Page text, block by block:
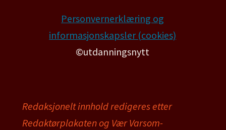
Personvernerklæring og
informasjonskapsler (cookies)
©utdanningsnytt
Redaksjonelt innhold redigeres etter
Redaktørplakaten og Vær Varsom-